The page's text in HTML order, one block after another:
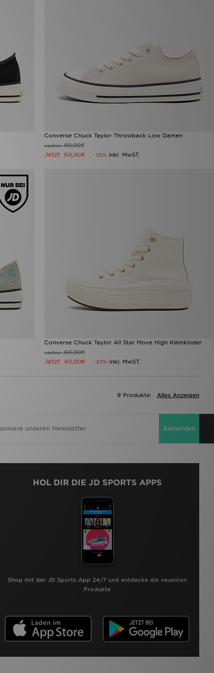
Converse Chuck Taylor Throwback Low Damen
vorher80,00€
Jetzt 60,00€ - 25% inkl. MwST.
Converse Chuck Taylor All Star Move High Kleinkinder
vorher60,00€
Jetzt 40,00€ - 33% inkl. MwST.
Alles Anzeigen
9 Produkte:
Anmelden
HOL DIR DIE JD SPORTS APPS
Shop mit der JD Sports App 24/7 und entdecke die neuesten
Produkte